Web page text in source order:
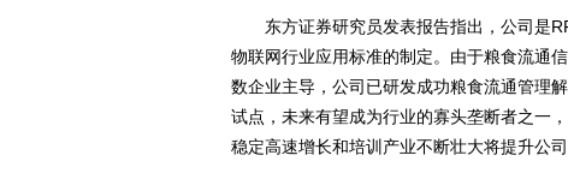
东方证券研究员发表报告指出，公司是
物联网行业应用标准的制定。由于粮食流通
数企业主导，公司已研发成功粮食流通管理
试点，未来有望成为行业的寡头垄断者之一
稳定高速增长和培训产业不断壮大将提升公